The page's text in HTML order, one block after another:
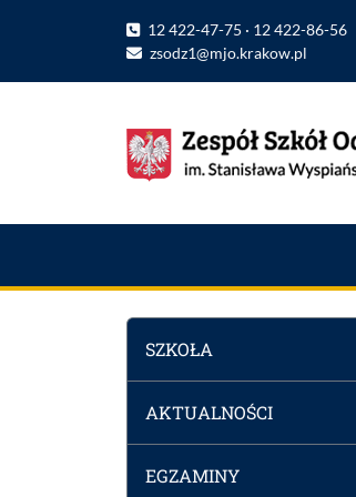
12 422-47-75 · 12 422-86-56
zsodz1@mjo.krakow.pl
SZKOŁA
AKTUALNOŚCI
EGZAMINY